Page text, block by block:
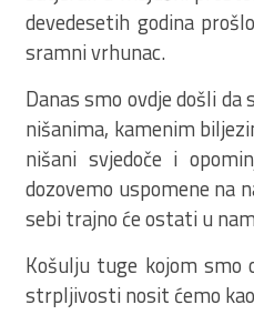
devedesetih godina
sramni vrhunac.
Danas smo ovdje došli
nišanima, kamenim
nišani svjedoče i
dozovemo uspomene na
sebi trajno će ostati u
Košulju tuge kojom smo
strpljivosti nosit ćemo